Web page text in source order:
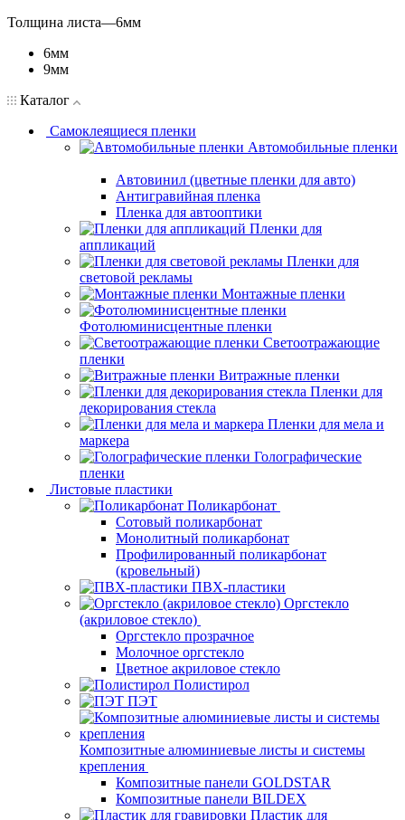
Толщина листа—6мм
6мм
9мм
Каталог
Самоклеящиеся пленки
Автомобильные пленки
Автовинил (цветные пленки для авто)
Антигравийная пленка
Пленка для автооптики
Пленки для
аппликаций
Пленки для
световой рекламы
Монтажные пленки
Фотолюминисцентные пленки
Светоотражающие
пленки
Витражные пленки
Пленки для
декорирования стекла
Пленки для мела и
маркера
Голографические
пленки
Листовые пластики
Поликарбонат
Сотовый поликарбонат
Монолитный поликарбонат
Профилированный поликарбонат
(кровельный)
ПВХ-пластики
Оргстекло
(акриловое стекло)
Оргстекло прозрачное
Молочное оргстекло
Цветное акриловое стекло
Полистирол
ПЭТ
Композитные алюминиевые листы и системы
крепления
Композитные панели GOLDSTAR
Композитные панели BILDEX
Пластик для